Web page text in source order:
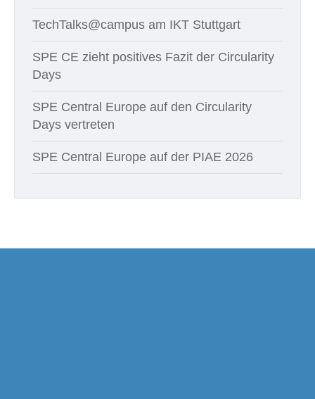
TechTalks@campus am IKT Stuttgart
SPE CE zieht positives Fazit der Circularity
Days
SPE Central Europe auf den Circularity
Days vertreten
SPE Central Europe auf der PIAE 2026